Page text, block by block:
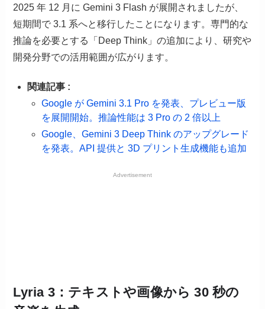
2025 年 12 月に Gemini 3 Flash が展開されましたが、
短期間で 3.1 系へと移行したことになります。専門的な
推論を必要とする「Deep Think」の追加により、研究や
開発分野での活用範囲が広がります。
関連記事 :
Google が Gemini 3.1 Pro を発表、プレビュー版
を展開開始。推論性能は 3 Pro の 2 倍以上
Google、Gemini 3 Deep Think のアップグレード
を発表。API 提供と 3D プリント生成機能も追加
Advertisement
Lyria 3：テキストや画像から 30 秒の